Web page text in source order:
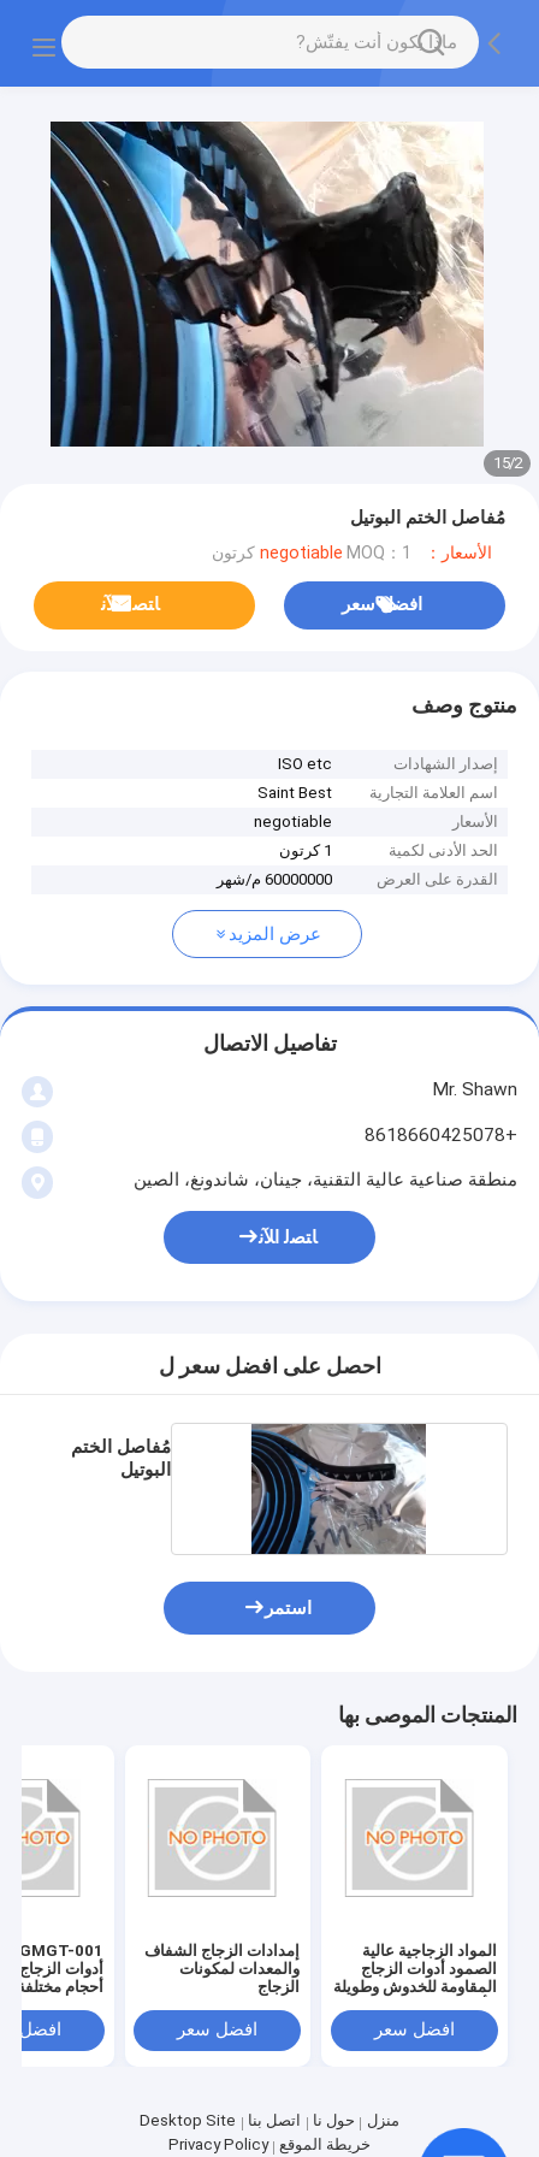
2
/
15
مُفاصل الختم البوتيل
الأسعار：negotiable MOQ：1 كرتون
افضل سعر ﺎﺘﺼﻟ ﺍﻶﻧ
منتوج وصف
إصدار الشهادات
ISO etc
اسم العلامة التجارية
Saint Best
الأسعار
negotiable
الحد الأدنى لكمية
1 كرتون
القدرة على العرض
60000000 م/شهر
عرض المزيد
تفاصيل الاتصال
Mr. Shawn
+8618660425078
منطقة صناعية عالية التقنية، جينان، شاندونغ، الصين
ﺎﺘﺼﻟ ﺍﻶﻧ
احصل على افضل سعر ل
مُفاصل الختم
البوتيل
استمر
المنتجات الموصى بها
المواد الزجاجية عالية
الصمود أدوات الزجاج
المقاومة للخدوش وطويلة
افضل سعر
إمدادات الزجاج الشفاف
والمعدات لمكونات
الزجاج
افضل سعر
أدوات الزجاج
أحجام مختلفة
افضل
منزل حول نا اتصل بنا
Desktop Site
خريطة الموقع
Privacy Policy